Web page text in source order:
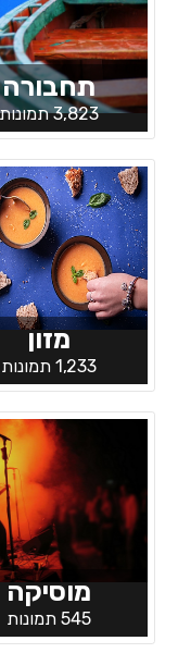
תחבורה
3,823 תמונות
מזון
1,233 תמונות
מוסיקה
545 תמונות